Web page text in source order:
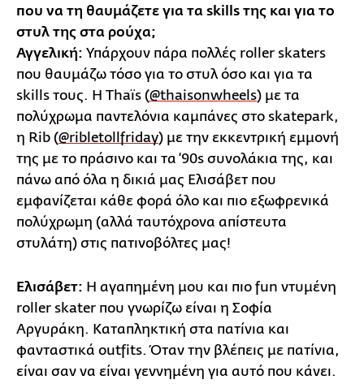
που να τη θαυμάζετε για τα skills της και για το
στυλ της στα ρούχα;
Αγγελική: Υπάρχουν πάρα πολλές roller skaters
που θαυμάζω τόσο για το στυλ όσο και για τα
skills τους. Η Thaïs (@thaisonwheels) με τα
πολύχρωμα παντελόνια καμπάνες στο skatepark,
η Rib (@ribletollfriday) με την εκκεντρική εμμονή
της με το πράσινο και τα ‘90s συνολάκια της, και
πάνω από όλα η δικιά μας Ελισάβετ που
εμφανίζεται κάθε φορά όλο και πιο εξωφρενικά
πολύχρωμη (αλλά ταυτόχρονα απίστευτα
στυλάτη) στις πατινοβόλτες μας!
Ελισάβετ: Η αγαπημένη μου και πιο fun ντυμένη
roller skater που γνωρίζω είναι η Σοφία
Αργυράκη. Καταπληκτική στα πατίνια και
φανταστικά outfits. Όταν την βλέπεις με πατίνια,
είναι σαν να είναι γεννημένη για αυτό που κάνει.